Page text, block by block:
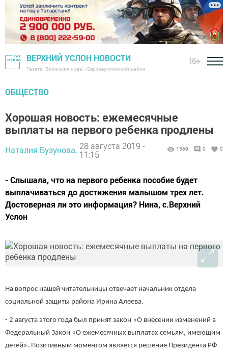
ВЕРХНИЙ УСЛОН НОВОСТИ
Газета "Волжская новь" - Верхнеуслонский район
16+
ОБЩЕСТВО
Хорошая новость: ежемесячные
выплаты на первого ребенка продлены
Наталия Бузунова, 28 августа 2019 -
11:15
1569 0 0
- Слышала, что на первого ребенка пособие будет
выплачиваться до достижения малышом трех лет.
Достоверная ли это информация? Нина, с.Верхний
Услон
На вопрос нашей читательницы отвечает начальник отдела
социальной защиты района Ирина Алеева.
- 2 августа этого года был принят закон «О внесении изменений в
Федеральный Закон «О ежемесячных выплатах семьям, имеющим
детей». Позитивным моментом является решение Президента РФ